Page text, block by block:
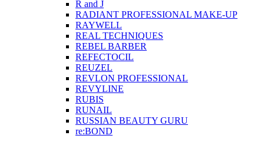
R and J
RADIANT PROFESSIONAL MAKE-UP
RAYWELL
REAL TECHNIQUES
REBEL BARBER
REFECTOCIL
REUZEL
REVLON PROFESSIONAL
REVYLINE
RUBIS
RUNAIL
RUSSIAN BEAUTY GURU
re:BOND